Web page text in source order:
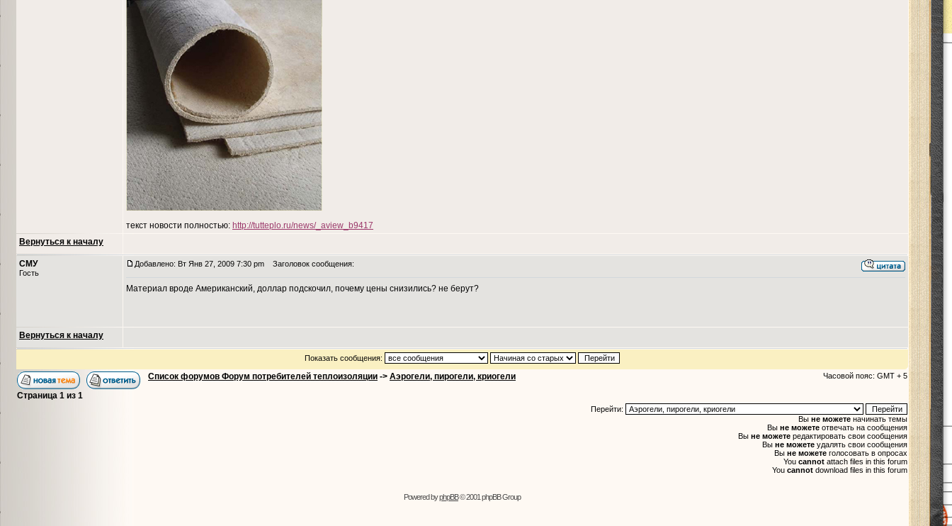
текст новости полностью: http://tutteplo.ru/news/_aview_b9417
Вернуться к началу
СМУ
Гость
Добавлено: Вт Янв 27, 2009 7:30 pm Заголовок сообщения:
Материал вроде Американский, доллар подскочил, почему цены снизились? не берут?
Вернуться к началу
Показать сообщения:
Список форумов Форум потребителей теплоизоляции -> Аэрогели, пирогели, криогели Часовой пояс: GMT + 5
Страница 1 из 1
Перейти:
Вы не можете начинать темы
Вы не можете отвечать на сообщения
Вы не можете редактировать свои сообщения
Вы не можете удалять свои сообщения
Вы не можете голосовать в опросах
You cannot attach files in this forum
You cannot download files in this forum
Powered byphpBB© 2001 phpBB Group